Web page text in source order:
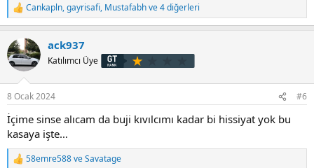
T
e
k
i
l
:
Cankapln,gayrisafi, Mustafabhve 4 diğerleri
ack937
Katılımcı Üye
8 Ocak 2024 #6
İçime sinse alıcam da buji kıvılcımı kadar bi hissiyat yok bu
kasaya işte…
T
58emre588veSavatage